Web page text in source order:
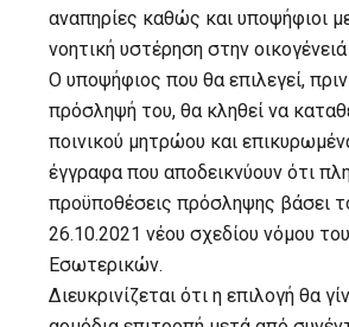
αναπηρίες καθώς και υποψήφιοι
νοητική υστέρηση στην
Ο υποψήφιος που θα επιλεγεί,
πρόσληψή του, θα κληθεί να
ποινικού μητρώου και
έγγραφα που αποδεικνύουν ότι
προϋποθέσεις πρόσληψης βάσει
26.10.2021 νέου σχεδίου νόμου
Εσωτερικών.
Διευκρινίζεται ότι η επιλογή θα